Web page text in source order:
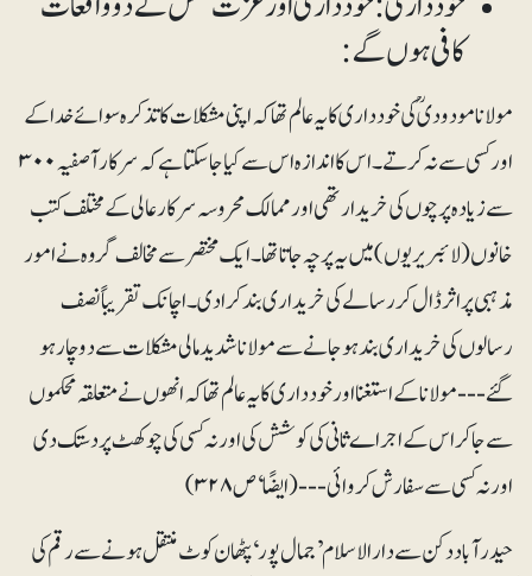
کافی ہوں گے:
مولانا مودودیؒ کی خودداری کا یہ عالم تھا کہ اپنی مشکلات کا تذکرہ سوائے خدا کے
اور کسی سے نہ کرتے۔ اس کا اندازہ اس سے کیا جا سکتا ہے کہ سرکار آصفیہ ۳۰۰
سے زیادہ پرچوں کی خریدار تھی اور ممالک محروسہ سرکار عالی کے مختلف کتب
خانوں (لائبریریوں) میں یہ پرچہ جاتا تھا۔ ایک مختصر سے مخالف گروہ نے امور
مذہبی پر اثر ڈال کر رسالے کی خریداری بند کرا دی۔ اچانک تقریباً نصف
رسالوں کی خریداری بند ہو جانے سے مولانا شدید مالی مشکلات سے دوچار ہو
گئے --- مولانا کے استغنا اور خودداری کا یہ عالم تھا کہ انھوں نے متعلقہ محکموں
سے جاکر اس کے اجراے ثانی کی کوشش کی اور نہ کسی کی چوکھٹ پر دستک دی
اور نہ کسی سے سفارش کروائی --- (ایضًا‘ ص ۳۲۸)
حیدر آباد دکن سے دارالاسلام ’جمال پور‘ پٹھان کوٹ منتقل ہونے سے رقم کی